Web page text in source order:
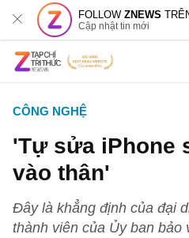
FOLLOWZNEWS
Cập nhật tin mới
CÔNG NGHỆ
'Tự sửa iPhone
vào thân'
Đây là khẳng định của đại
thành viên của Ủy ban bảo